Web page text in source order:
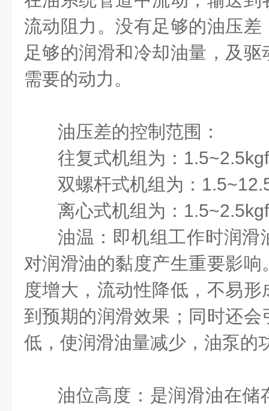
流动阻力。没有足够的油压
足够的润滑和冷却油量，及
需要的动力。
油压差的控制范围：
往复式机组为：
双螺杆式机组为：
离心式机组为：
油温：即机组工作时润滑
对润滑油的黏度产生重要影
度增大，流动性降低，不易
到预期的润滑效果；同时还
低，使润滑油量减少，油泵的
油位高度：是润滑油在储